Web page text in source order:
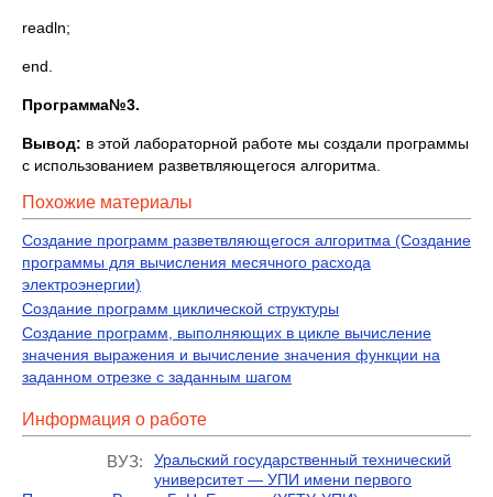
readln;
end.
Программа№3.
Вывод: в этой лабораторной работе мы создали программы
с использованием разветвляющегося алгоритма.
Похожие материалы
Создание программ разветвляющегося алгоритма (Создание
программы для вычисления месячного расхода
электроэнергии)
Создание программ циклической структуры
Создание программ, выполняющих в цикле вычисление
значения выражения и вычисление значения функции на
заданном отрезке с заданным шагом
Информация о работе
ВУЗ:
Уральский государственный технический
университет — УПИ имени первого